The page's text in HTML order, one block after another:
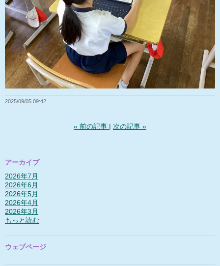
2025/09/05 09:42
« 前の記事 次の記事 »
アーカイブ
2026年7月
2026年6月
2026年5月
2026年4月
2026年3月
もっと読む
ウェブページ